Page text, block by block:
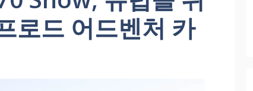
로드 어드벤처 카